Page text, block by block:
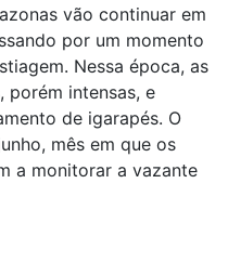
vão continuar em
por um momento
Nessa época, as
porém intensas, e
de igarapés. O
mês em que os
a monitorar a vazante